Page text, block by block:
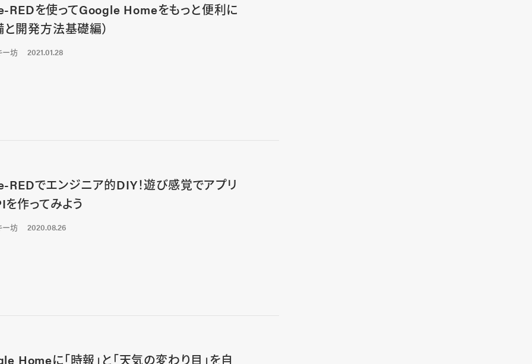
REDを使ってGoogle Homeをもっと便利に
と開発方法基礎編）
ー坊 2021.01.28
REDでエンジニア的DIY！遊び感覚でアプリ
作ってみよう
ー坊 2020.08.26
Homeに「時報」と「天気の変わり目」を自